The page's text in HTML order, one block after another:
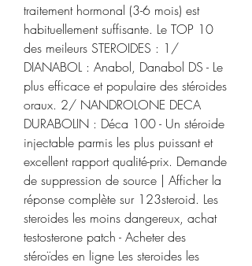
traitement hormonal (3-6 mois) est
habituellement suffisante. Le TOP 10
des meileurs STEROIDES : 1/
DIANABOL : Anabol, Danabol DS - Le
plus efficace et populaire des stéroides
oraux. 2/ NANDROLONE DECA
DURABOLIN : Déca 100 - Un stéroide
injectable parmis les plus puissant et
excellent rapport qualité-prix. Demande
de suppression de source | Afficher la
réponse complète sur 123steroid. Les
steroides les moins dangereux, achat
testosterone patch - Acheter des
stéroïdes en ligne Les steroides les